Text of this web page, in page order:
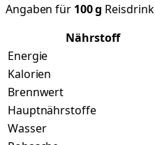
Angaben für 100g
Nährstoff
Energie
Kalorien
Brennwert
Hauptnährstoffe
Wasser